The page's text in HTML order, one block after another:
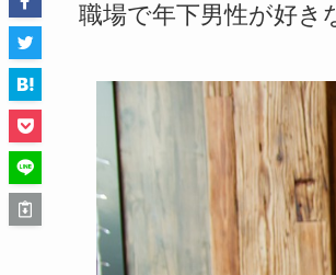
職場で年下男性が好き